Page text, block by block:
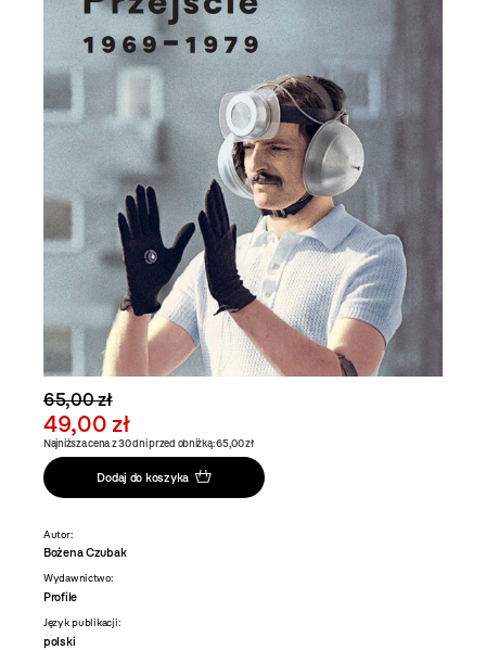
65,00 zł
49,00 zł
Najniższa cena z 30 dni przed obniżką: 65,00 zł
Dodaj do koszyka
Autor:
Bożena Czubak
Wydawnictwo:
Profile
Język publikacji:
polski